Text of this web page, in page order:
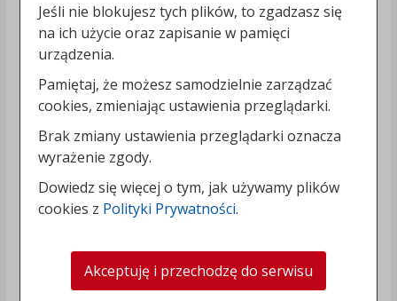
Jeśli nie blokujesz tych plików, to zgadzasz się
na ich użycie oraz zapisanie w pamięci
urządzenia.
Pamiętaj, że możesz samodzielnie zarządzać
cookies, zmieniając ustawienia przeglądarki.
Brak zmiany ustawienia przeglądarki oznacza
wyrażenie zgody.
Dowiedz się więcej o tym, jak używamy plików
cookies z Polityki Prywatności.
Akceptuję i przechodzę do serwisu